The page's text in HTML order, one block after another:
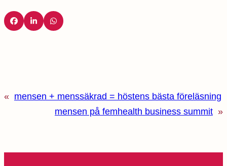
« mensen + menssäkrad = höstens bästa föreläsning
mensen på femhealth business summit »